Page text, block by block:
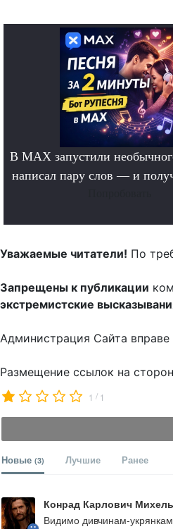
В MAX запустили
написал пару слов — и
Уважаемые читатели! По
Запрещены к публикации
экстремистские
Администрация Сайта вправе
Размещение ссылок на
1 / 1
Новые (3) Лучшие Ранее
Конрад Карлович
Видимо дивчинам-